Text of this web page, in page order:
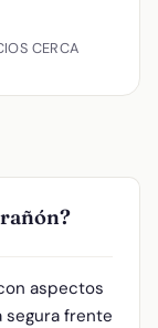
CERCA
aspectos
segura frente